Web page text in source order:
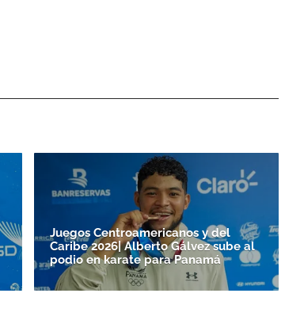
Juegos Centroamericanos y del
Caribe 2026| Alberto Gálvez sube al
podio en karate para Panamá